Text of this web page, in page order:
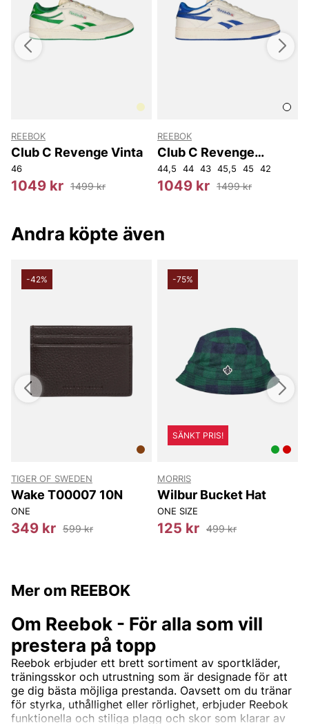
44 45
REEBOK
Club C Revenge Vinta
46
1049 kr 1499 kr
REEBOK
Club C Revenge
Vintage
44,5 44 43 45,5 45 42
1049 kr 1499 kr
Andra köpte även
-42%
TIGER OF SWEDEN
Wake T00007 10N
ONE
349 kr 599 kr
-75%
SÄNKT PRIS!
MORRIS
Wilbur Bucket Hat
ONE SIZE
125 kr 499 kr
Mer om REEBOK
Om Reebok - För alla som vill
prestera på topp
Reebok erbjuder ett brett sortiment av sportkläder,
träningsskor och utrustning som är designade för att
ge dig bästa möjliga prestanda. Oavsett om du tränar
för styrka, uthållighet eller rörlighet, erbjuder Reebok
funktionella och stiliga plagg och skor som klarar av